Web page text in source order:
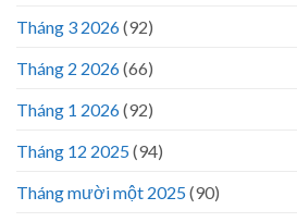
Tháng 3 2026(92)
Tháng 2 2026(66)
Tháng 1 2026(92)
Tháng 12 2025(94)
Tháng mười một 2025(90)